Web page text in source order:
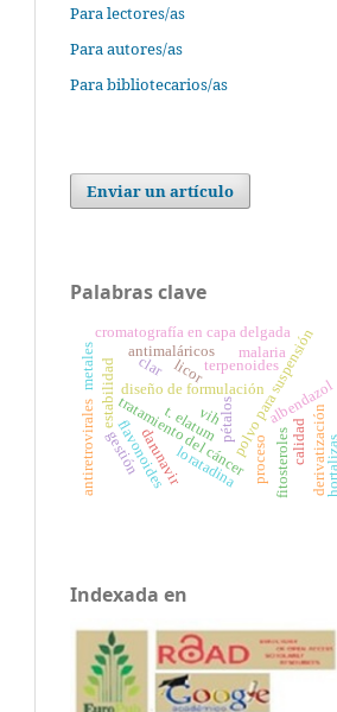
Para lectores/as
Para autores/as
Para bibliotecarios/as
Enviar un artículo
Palabras clave
diseño de formulación
estabilidad polvo para suspensión
albendazol
tratamiento del cáncer
clar
t. elatum
flavonoides pétalos
darunavir
antiretrovirales vih
fitosteroles
terpenoides
derivatización
malaria
antimaláricos
licor
calidad
loratadina
cromatografía en capa delgada
gestión proceso hortalizas
metales
Indexada en